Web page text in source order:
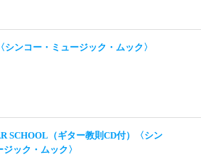
ンコー・ミュージック・ムック〉
SCHOOL（ギター教則CD付）〈シン
ック・ムック〉